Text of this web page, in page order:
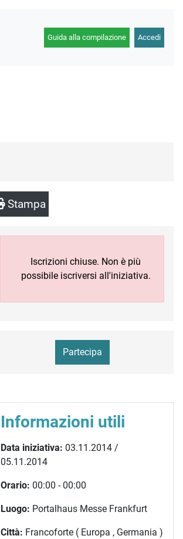
Guida alla compilazione Accedi
Stampa
Iscrizioni chiuse. Non è più
possibile iscriversi all'iniziativa.
Partecipa
Informazioni utili
Data iniziativa: 03.11.2014 /
05.11.2014
Orario: 00:00 - 00:00
Luogo: Portalhaus Messe Frankfurt
Città: Francoforte ( Europa , Germania )